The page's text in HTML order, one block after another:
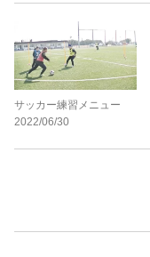
サッカー練習メニュー
2022/06/30